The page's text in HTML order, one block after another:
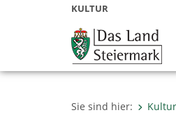
KULTUR
Sie sind hier: Kultur